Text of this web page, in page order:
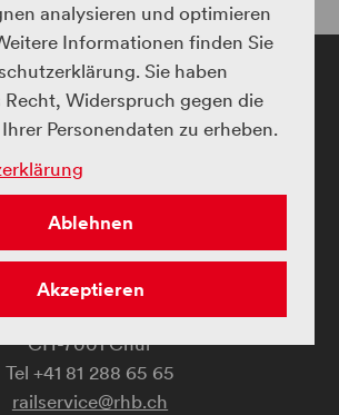
eine Fahrt mit demLandwasser
steigen hier beim Sportplatz der
Tschutschubahn zu.
CHF 5.00 für die erste Stunde, jede
sich beim Sportplatz in Filisur
Albula-Landwasser Kraftwerke.
9.68570796791102)
c/o Rhätische Bahn AG
Bahnhofstrasse 25
CH-7001 Chur
railservice@rhb.ch
analysieren und optimieren
Informationen finden Sie
Sie haben
Recht, Widerspruch gegen die
Personendaten zu erheben.
Ablehnen
Akzeptieren